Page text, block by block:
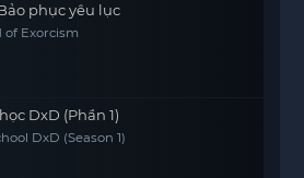
phục yêu lục
of Exorcism
DxD (Phần 1)
DxD (Season 1)